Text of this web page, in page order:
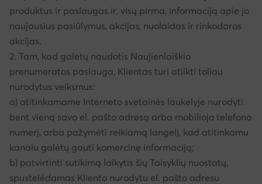
produktus ir paslaugas ir, visų pirma, informaciją apie jo
naujausius pasiūlymus, akcijas, nuolaidas ir rinkodaros
akcijas.
2. Tam, kad galėtų naudotis Naujienlaiškio
prenumeratos paslauga, Klientas turi atlikti toliau
nurodytus veiksmus:
a) atitinkamame Interneto svetainės laukelyje nurodyti
bent vieną savo el. pašto adresą arba mobiliojo telefono
numerį, arba pažymėti reikiamą langelį, kad atitinkamu
kanalu galėtų gauti komercinę informaciją;
b) patvirtinti sutikimą laikytis šių Taisyklių nuostatų,
spustelėdamas Kliento nurodytu el. pašto adresu